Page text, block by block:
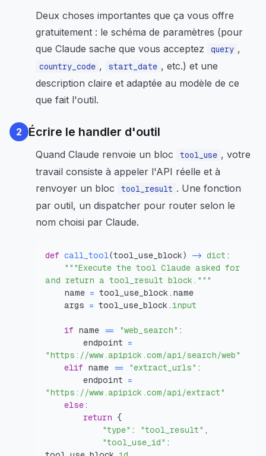
Deux choses importantes que ça vous offre
gratuitement : le schéma de paramètres (pour
que Claude sache que vous acceptez
query ,
country_code , start_date , etc.) et une
description claire et adaptée au modèle de ce
que fait l'outil.
2 Écrire le handler d'outil
Quand Claude renvoie un bloc tool_use , votre
travail consiste à appeler l'API réelle et à
renvoyer un bloc
tool_result . Une fonction
par outil, un dispatcher pour router selon le
nom choisi par Claude.
def call_tool(tool_use_block) - dict :
"""Execute the tool Claude asked for
and return a tool_result block."""
    name
= tool_use_block .
    args
= tool_use_block . input
if name == "web_search" :
        endpoint
=
"https://www.apipick.com/api/search/web"
elif name == "extract_urls" :
        endpoint
=
"https://www.apipick.com/api/extract"
else:
return
{
"type" : "tool_result" ,
"tool_use_id" :